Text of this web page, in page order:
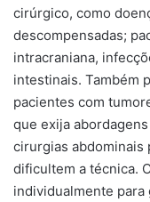
cirúrgico, como
descompensadas;
intracraniana,
intestinais. Também
pacientes com
que exija
cirurgias abdominais
dificultem a técnica.
individualmente